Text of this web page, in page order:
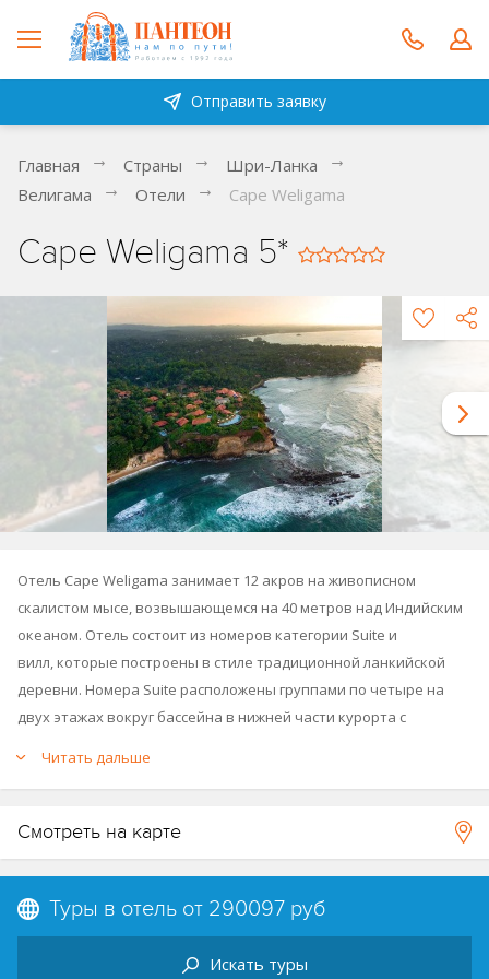
Отправить заявку
Главная Страны
Шри-Ланка
Велигама
Отели Cape Weligama
Cape Weligama 5*
Отель Cape Weligama занимает 12 акров на живописном
скалистом мысе, возвышающемся на 40 метров над Индийским
океаном. Отель состоит из номеров категории Suite и
вилл, которые построены в стиле традиционной ланкийской
деревни. Номера Suite расположены группами по четыре на
двух этажах вокруг бассейна в нижней части курорта с
что идеально подходит для семей или друзей, путешествующих
могут быть соединены между собой через веранду). Виллы
верхней части курорта, каждый из которых состоит из двух-
трёх отдельно стоящих вилл и 15-метрового бассейна.
К услугам гостей 2 ресторана с видом на океан, 2 основных
Читать дальше
Смотреть на карте
Туры в отель от 290097 руб
Искать туры